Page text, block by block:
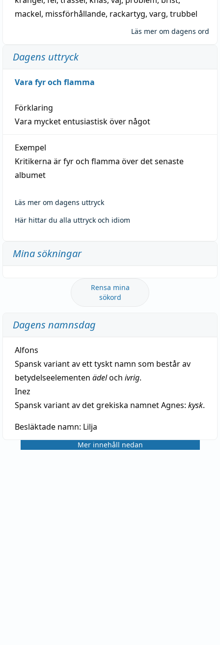
mackel, missförhållande, rackartyg, varg, trubbel
Läs mer om dagens ord
Dagens uttryck
Vara fyr och flamma
Förklaring
Vara mycket entusiastisk över något
Exempel
Kritikerna är fyr och flamma över det senaste
albumet
Läs mer om dagens uttryck
Här hittar du alla uttryck och idiom
Mina sökningar
Rensa mina
sökord
Dagens namnsdag
Alfons
Spansk variant av ett tyskt namn som består av
betydelseelementen ädeloch ivrig.
Inez
Spansk variant av det grekiska namnet Agnes: kysk.
Besläktade namn: Lilja
Mer innehåll nedan